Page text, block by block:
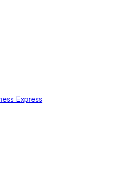
Express